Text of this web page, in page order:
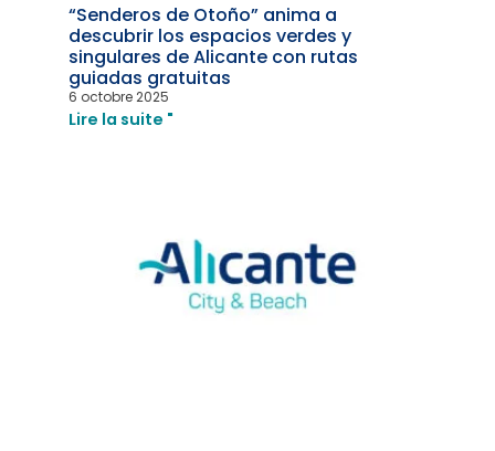
“Senderos de Otoño” anima a
descubrir los espacios verdes y
singulares de Alicante con rutas
guiadas gratuitas
6 octobre 2025
Lire la suite "